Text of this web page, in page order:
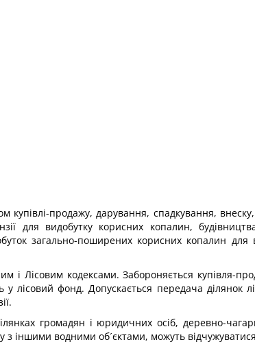
продажу, дарування, спадкування,
для видобутку корисних копалин,
загально-поширених корисних копалин
і Лісовим кодексами. Забороняється купівля-
фонд. Допускається передача ділянок
громадян і юридичних осіб, деревно-
іншими водними об´єктами, можуть